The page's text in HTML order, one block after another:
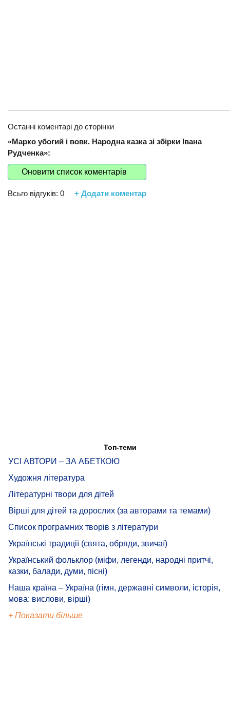
Останні коментарі до сторінки
«Марко убогий і вовк. Народна казка зі збірки Івана
Рудченка»:
Оновити список коментарів
Всьго відгуків: 0 + Додати коментар
Топ-теми
УСІ АВТОРИ – ЗА АБЕТКОЮ
Художня література
Літературні твори для дітей
Вірші для дітей та дорослих (за авторами та темами)
Список програмних творів з літератури
Українські традиції (свята, обряди, звичаї)
Український фольклор (міфи, легенди, народні притчі,
казки, балади, думи, пісні)
Наша країна – Україна (гімн, державні символи, історія,
мова: вислови, вірші)
+ Показати більше